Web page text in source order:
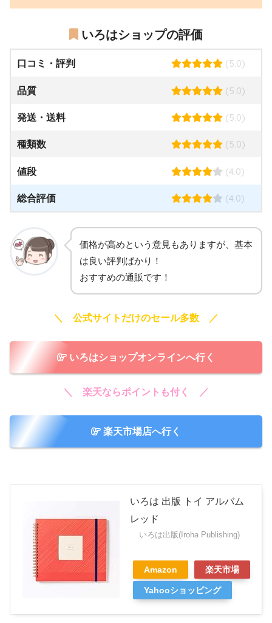
いろはショップの評価
口コミ・評判 (5.0)
品質 (5.0)
発送・送料 (5.0)
種類数 (5.0)
値段 (4.0)
総合評価 (4.0)
価格が高めという意見もありますが、基本
は良い評判ばかり！
おすすめの通販です！
＼ 公式サイトだけのセール多数 ／
いろはショップオンラインへ行く
＼ 楽天ならポイントも付く ／
楽天市場店へ行く
いろは 出版 トイ アルバム
レッド
いろは出版(Iroha Publishing)
Amazon 楽天市場
Yahooショッピング